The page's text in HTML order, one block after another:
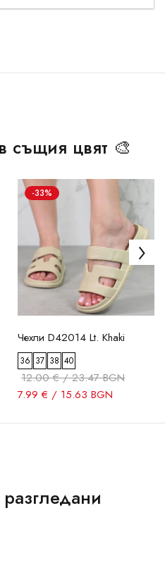
цвят 🎨
-33%
Чехли D42014 Lt. Khaki
36 37 38 40
12.00 € / 23.47 BGN
7.99 € / 15.63 BGN